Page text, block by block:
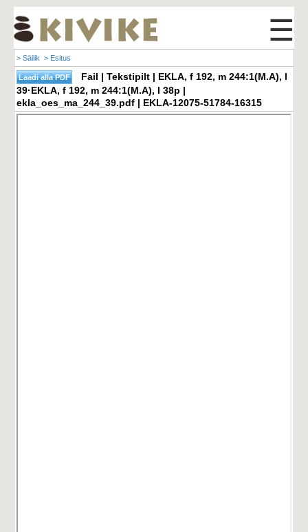
☰
> Säilik > Esitus
Fail | Tekstipilt | EKLA, f 192, m 244:1(M.A), l
39·EKLA, f 192, m 244:1(M.A), l 38p |
ekla_oes_ma_244_39.pdf | EKLA-12075-51784-16315